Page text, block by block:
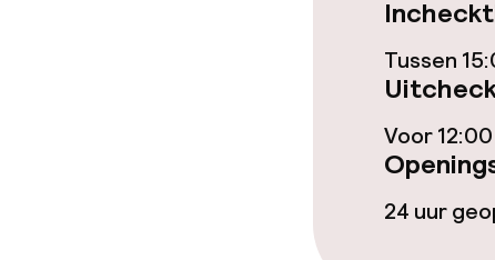
Restaurant
Eet- en
Roomservice
Tussen
Voor 12:00
24 uur